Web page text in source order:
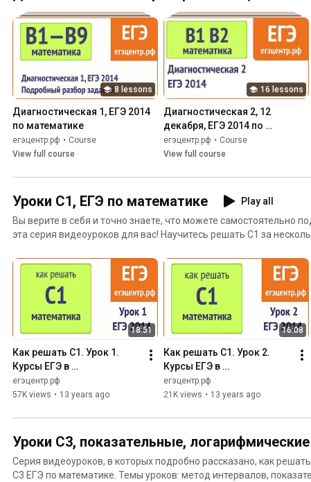
8 lessons
Диагностическая 1, ЕГЭ 2014
по математике
егэцентр.рф • Course
View full course
16 lessons
Диагностическая 2, 12
декабря, ЕГЭ 2014 по
математике
егэцентр.рф • Course
View full course
Уроки С1, ЕГЭ по математике
Play all
Вы верите в себя и точно знаете, что можете самостоятельно
эта серия видеоуроков для вас! Научитесь решать С1 за
18:51
Как решать С1. Урок 1.
Курсы ЕГЭ в
Новосибирске.
Тригонометрический круг
егэцентр.рф
57K views • 13 years ago
16:08
Как решать С1. Урок 2.
Курсы ЕГЭ в
Новосибирске. Что такое
синус и косинус.
егэцентр.рф
21K views • 13 years ago
Уроки С3, показательные,
Серия видеоуроков, в которых подробно рассказано, как
С3 ЕГЭ по математике. Темы уроков: метод интервалов,